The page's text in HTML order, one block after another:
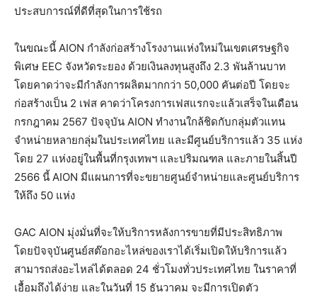
ประสบการณ์ที่ดีที่สุดในการใช้รถ
ในขณะนี้ AION กำลังก่อสร้างโรงงานแห่งใหม่ในเขตเศรษฐกิจ
พิเศษ EEC จังหวัดระยอง ด้วยเงินลงทุนสูงถึง 2.3 พันล้านบาท
โดยคาดว่าจะมีกำลังการผลิตมากกว่า 50,000 คันต่อปี โดยจะ
ก่อสร้างเป็น 2 เฟส คาดว่าโครงการเฟสแรกจะแล้วเสร็จในเดือน
กรกฎาคม 2567 ปัจจุบัน AION ทำงานใกล้ชิดกับกลุ่มตัวแทน
จำหน่ายหลายกลุ่มในประเทศไทย และมีศูนย์บริการแล้ว 35 แห่ง
โดย 27 แห่งอยู่ในพื้นที่กรุงเทพฯ และปริมณฑล และภายในสิ้นปี
2566 นี้ AION มีแผนการที่จะขยายศูนย์จำหน่ายและศูนย์บริการ
ให้ถึง 50 แห่ง
GAC AION มุ่งมั่นที่จะให้บริการหลังการขายที่มีประสิทธิภาพ
โดยปัจจุบันศูนย์สต๊อกอะไหล่ของเราได้เริ่มเปิดให้บริการแล้ว
สามารถส่งอะไหล่ได้ตลอด 24 ชั่วโมงทั่วประเทศไทย ในราคาที่
เอื้อมถึงได้ง่าย และในวันที่ 15 ธันวาคม จะมีการเปิดตัว